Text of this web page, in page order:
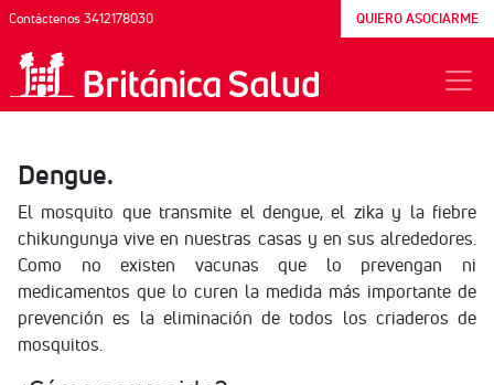
Contáctenos 3412178030 QUIERO ASOCIARME
Dengue.
El mosquito que transmite el dengue, el zika y la fiebre
chikungunya vive en nuestras casas y en sus alrededores.
Como no existen vacunas que lo prevengan ni
medicamentos que lo curen la medida más importante de
prevención es la eliminación de todos los criaderos de
mosquitos.